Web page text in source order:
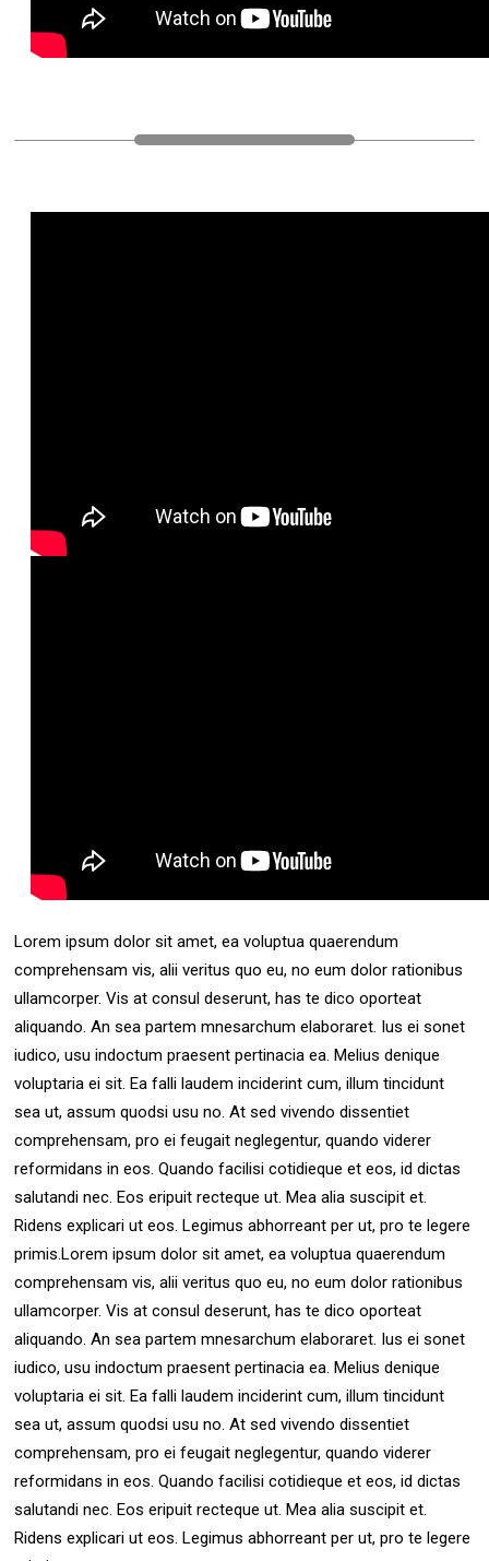
Lorem ipsum dolor sit amet, ea voluptua quaerendum
comprehensam vis, alii veritus quo eu, no eum dolor rationibus
ullamcorper. Vis at consul deserunt, has te dico oporteat
aliquando. An sea partem mnesarchum elaboraret. Ius ei sonet
iudico, usu indoctum praesent pertinacia ea. Melius denique
voluptaria ei sit. Ea falli laudem inciderint cum, illum tincidunt
sea ut, assum quodsi usu no. At sed vivendo dissentiet
comprehensam, pro ei feugait neglegentur, quando viderer
reformidans in eos. Quando facilisi cotidieque et eos, id dictas
salutandi nec. Eos eripuit recteque ut. Mea alia suscipit et.
Ridens explicari ut eos. Legimus abhorreant per ut, pro te legere
primis.Lorem ipsum dolor sit amet, ea voluptua quaerendum
comprehensam vis, alii veritus quo eu, no eum dolor rationibus
ullamcorper. Vis at consul deserunt, has te dico oporteat
aliquando. An sea partem mnesarchum elaboraret. Ius ei sonet
iudico, usu indoctum praesent pertinacia ea. Melius denique
voluptaria ei sit. Ea falli laudem inciderint cum, illum tincidunt
sea ut, assum quodsi usu no. At sed vivendo dissentiet
comprehensam, pro ei feugait neglegentur, quando viderer
reformidans in eos. Quando facilisi cotidieque et eos, id dictas
salutandi nec. Eos eripuit recteque ut. Mea alia suscipit et.
Ridens explicari ut eos. Legimus abhorreant per ut, pro te legere